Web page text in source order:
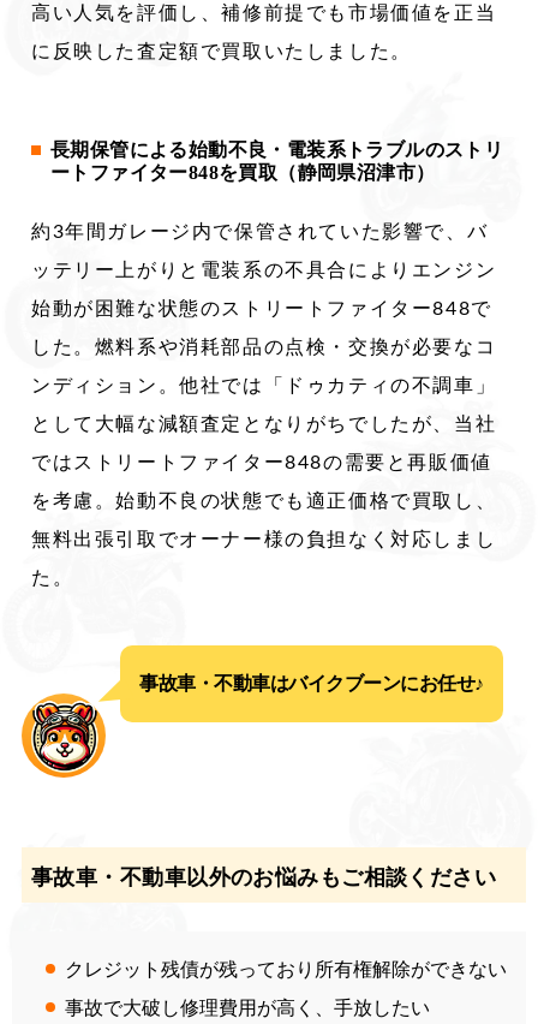
高い人気を評価し、補修前提でも市場価値を正当
に反映した査定額で買取いたしました。
長期保管による始動不良・電装系トラブルのストリ
ートファイター848を買取（静岡県沼津市）
約3年間ガレージ内で保管されていた影響で、バ
ッテリー上がりと電装系の不具合によりエンジン
始動が困難な状態のストリートファイター848で
した。燃料系や消耗部品の点検・交換が必要なコ
ンディション。他社では「ドゥカティの不調車」
として大幅な減額査定となりがちでしたが、当社
ではストリートファイター848の需要と再販価値
を考慮。始動不良の状態でも適正価格で買取し、
無料出張引取でオーナー様の負担なく対応しまし
た。
事故車・不動車はバイクブーンにお任せ♪
事故車・不動車以外のお悩みもご相談ください
クレジット残債が残っており所有権解除ができない
事故で大破し修理費用が高く、手放したい